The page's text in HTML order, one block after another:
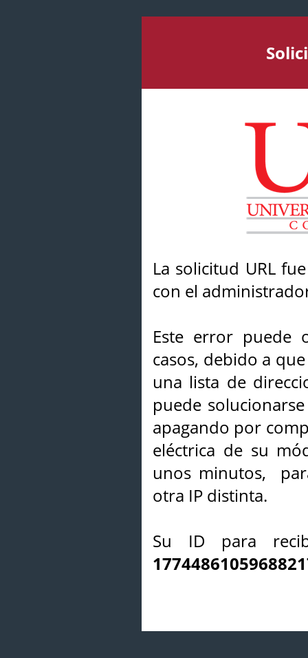
La solicitud URL
con el
Este error puede
casos, debido a
una lista de
puede
apagando por
eléctrica de su
unos minutos,
otra IP distinta.
Su ID para